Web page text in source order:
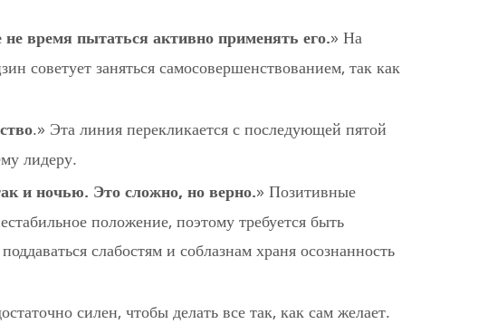
время пытаться активно применять его.» На
советует заняться самосовершенствованием, так как
.» Эта линия перекликается с последующей пятой
лидеру.
и ночью. Это сложно, но верно.» Позитивные
положение, поэтому требуется быть
слабостям и соблазнам храня осознанность
силен, чтобы делать все так, как сам желает.